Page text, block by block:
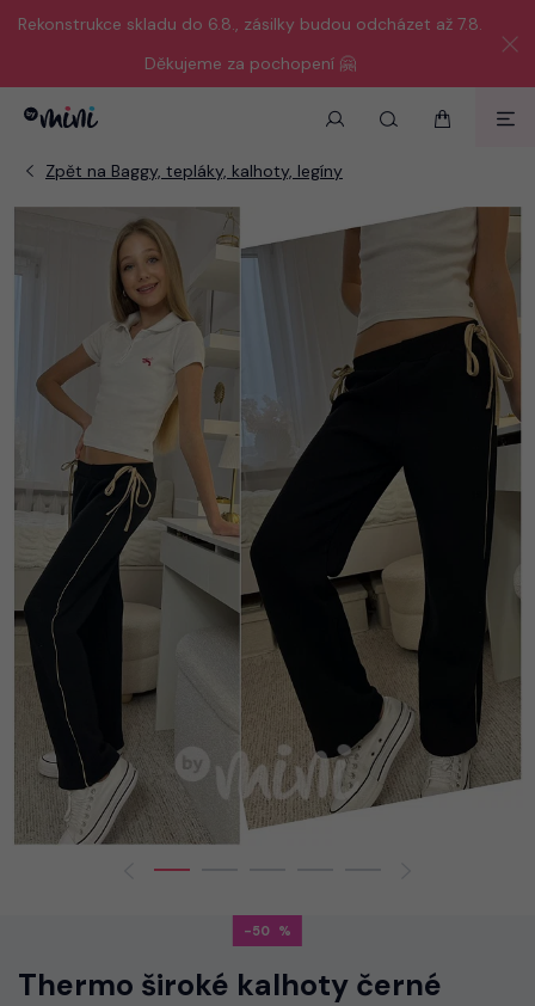
Rekonstrukce skladu do 6.8., zásilky budou odcházet až 7.8.
Děkujeme za pochopení 🤗
-50
Thermo široké kalhoty černé